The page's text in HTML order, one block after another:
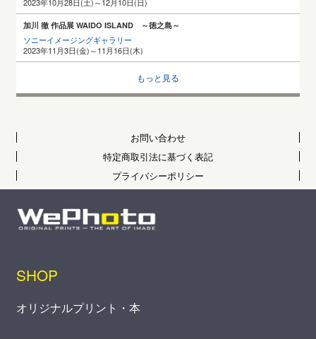
加川 徹 作品展 WAIDO ISLAND ～徳之島～
ソニーイメージングギャラリー
2023年11月3日(金)～11月16日(木)
もっと見る
お問い合わせ
特定商取引法に基づく表記
プライバシーポリシー
SHOP
オリジナルプリント・本